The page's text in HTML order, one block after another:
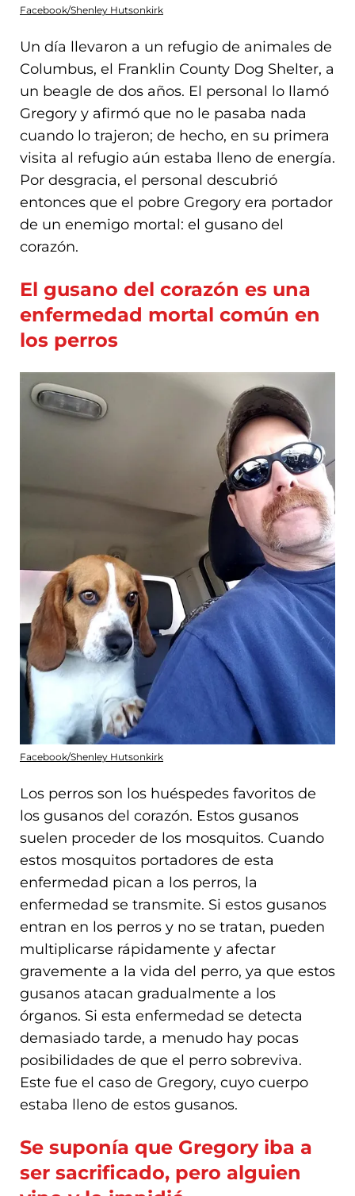
Facebook/Shenley Hutsonkirk
Un día llevaron a un refugio de animales de
Columbus, el Franklin County Dog Shelter, a
un beagle de dos años. El personal lo llamó
Gregory y afirmó que no le pasaba nada
cuando lo trajeron; de hecho, en su primera
visita al refugio aún estaba lleno de energía.
Por desgracia, el personal descubrió
entonces que el pobre Gregory era portador
de un enemigo mortal: el gusano del
corazón.
El gusano del corazón es una
enfermedad mortal común en
los perros
Facebook/Shenley Hutsonkirk
Los perros son los huéspedes favoritos de
los gusanos del corazón. Estos gusanos
suelen proceder de los mosquitos. Cuando
estos mosquitos portadores de esta
enfermedad pican a los perros, la
enfermedad se transmite. Si estos gusanos
entran en los perros y no se tratan, pueden
multiplicarse rápidamente y afectar
gravemente a la vida del perro, ya que estos
gusanos atacan gradualmente a los
órganos. Si esta enfermedad se detecta
demasiado tarde, a menudo hay pocas
posibilidades de que el perro sobreviva.
Este fue el caso de Gregory, cuyo cuerpo
estaba lleno de estos gusanos.
Se suponía que Gregory iba a
ser sacrificado, pero alguien